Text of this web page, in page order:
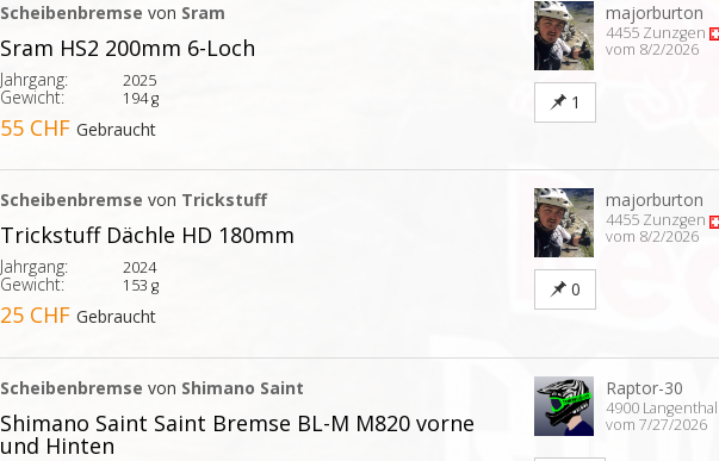
Scheibenbremse von Sram
Sram HS2 200mm 6-Loch
Jahrgang: 2025
Gewicht: 194 g
55 CHFGebraucht
majorburton
4455 Zunzgen
vom 8/2/2026
1
Scheibenbremse von Trickstuff
Trickstuff Dächle HD 180mm
Jahrgang: 2024
Gewicht: 153 g
25 CHFGebraucht
majorburton
4455 Zunzgen
vom 8/2/2026
0
Scheibenbremse von Shimano Saint
Shimano Saint Saint Bremse BL-M M820 vorne
und Hinten
Raptor-30
4900
vom 7/27/2026